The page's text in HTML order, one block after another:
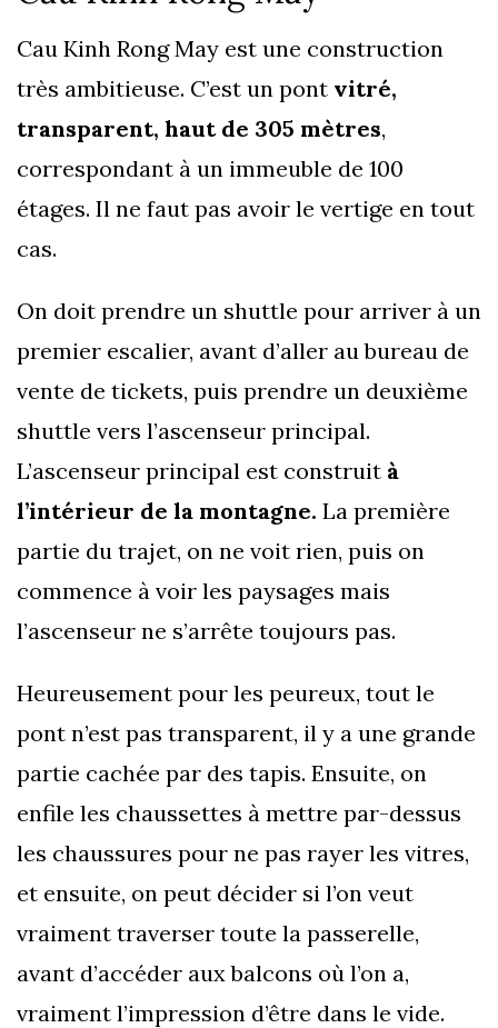
Cau Kinh Rong May est une construction
très ambitieuse. C’est un pont vitré,
transparent, haut de 305 mètres,
correspondant à un immeuble de 100
étages. Il ne faut pas avoir le vertige en tout
cas.
On doit prendre un shuttle pour arriver à un
premier escalier, avant d’aller au bureau de
vente de tickets, puis prendre un deuxième
shuttle vers l’ascenseur principal.
L’ascenseur principal est construit à
l’intérieur de la montagne. La première
partie du trajet, on ne voit rien, puis on
commence à voir les paysages mais
l’ascenseur ne s’arrête toujours pas.
Heureusement pour les peureux, tout le
pont n’est pas transparent, il y a une grande
partie cachée par des tapis. Ensuite, on
enfile les chaussettes à mettre par-dessus
les chaussures pour ne pas rayer les vitres,
et ensuite, on peut décider si l’on veut
vraiment traverser toute la passerelle,
avant d’accéder aux balcons où l’on a,
vraiment l’impression d’être dans le vide.